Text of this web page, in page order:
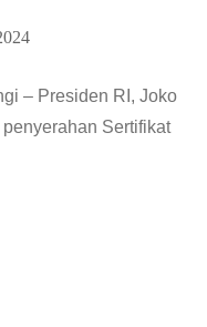
– Presiden RI, Joko
Sertifikat